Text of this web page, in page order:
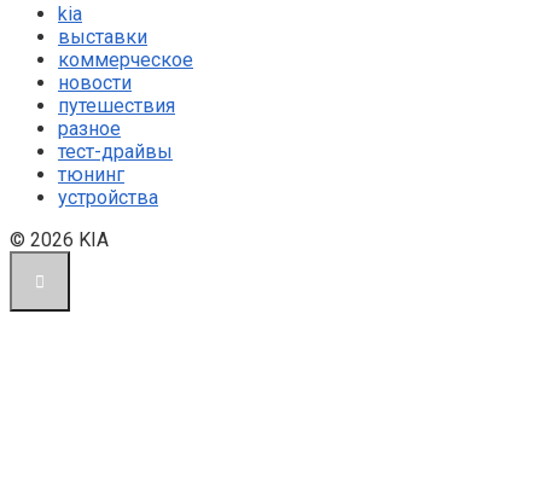
kia
выставки
коммерческое
новости
путешествия
разное
тест-драйвы
тюнинг
устройства
© 2026 KIA